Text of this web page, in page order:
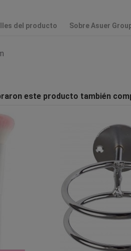
del producto Sobre Asuer
este producto también